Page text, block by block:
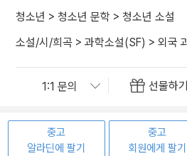
청소년 > 청소년 문학 > 청소년 소설
소설/시/희곡 > 과학소설(SF) > 외국
선물하기
중고
알라딘에 팔기
중고
회원에게 팔기